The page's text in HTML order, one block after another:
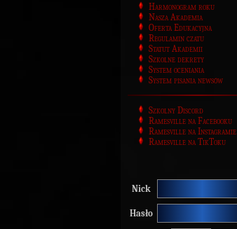
Harmonogram roku
Nasza Akademia
Oferta Edukacyjna
Regulamin czatu
Statut Akademii
Szkolne dekrety
System oceniania
System pisania newsów
Szkolny Discord
Ramesville na Facebooku
Ramesville na Instagramie
Ramesville na TikToku
Nick
Hasło